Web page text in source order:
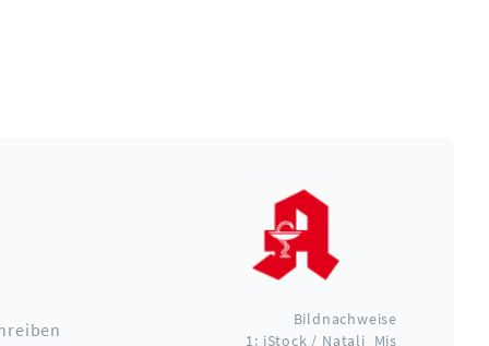
Bildnachweise
1: iStock / Natali_Mis